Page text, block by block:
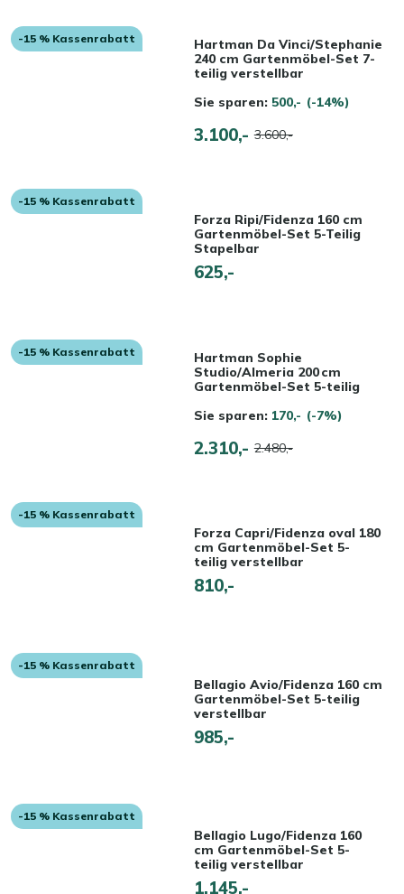
-15 % Kassenrabatt
Hartman Da Vinci/Stephanie
240 cm Gartenmöbel-Set 7-
teilig verstellbar
Sie sparen: 500,- (-14%)
3.100,- 3.600,-
-15 % Kassenrabatt
Forza Ripi/Fidenza 160 cm
Gartenmöbel-Set 5-Teilig
Stapelbar
625,-
-15 % Kassenrabatt
Hartman Sophie
Studio/Almeria 200 cm
Gartenmöbel-Set 5-teilig
Sie sparen: 170,- (-7%)
2.310,- 2.480,-
-15 % Kassenrabatt
Forza Capri/Fidenza oval 180
cm Gartenmöbel-Set 5-
teilig verstellbar
810,-
-15 % Kassenrabatt
Bellagio Avio/Fidenza 160 cm
Gartenmöbel-Set 5-teilig
verstellbar
985,-
-15 % Kassenrabatt
Bellagio Lugo/Fidenza 160
cm Gartenmöbel-Set 5-
teilig verstellbar
1.145,-